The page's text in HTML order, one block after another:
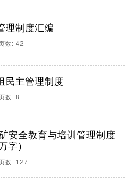
三版） 神华宁夏煤业集团白
会 编 二0一X年 编审委员会
任：苏利平 张志宏 朱国。
生产方针、政策、法律、法
产，结合实际，制定本制度 第
违章作业、违反劳动纪律等
理制度 9 一、安全生产责任
制度 10 三、安全目标管理。
（注意：公司内部资料，注意
号 关于下发XXX煤矿安全管
理制度汇编
数: 42
民主管理制度
数: 8
安全教育与培训管理制度
字）
数: 127